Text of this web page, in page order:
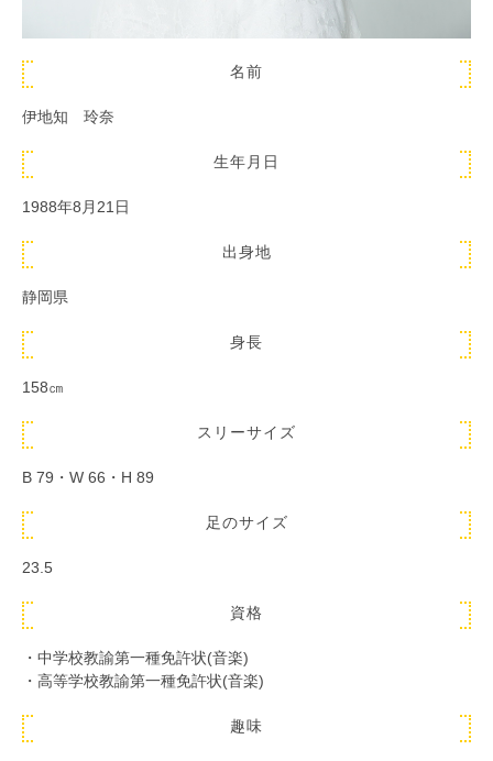
名前
伊地知 玲奈
生年月日
1988年8月21日
出身地
静岡県
身長
158㎝
スリーサイズ
B 79・W 66・H 89
足のサイズ
23.5
資格
・中学校教諭第一種免許状(音楽)
・高等学校教諭第一種免許状(音楽)
趣味